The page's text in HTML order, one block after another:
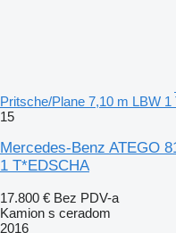
Pritsche/Plane 7,10 m LBW
15
Mercedes-Benz ATEGO
1 T*EDSCHA
17.800 € Bez PDV-a
Kamion s ceradom
2016